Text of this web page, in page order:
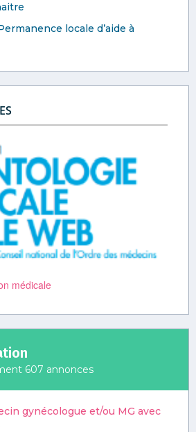
locale d’aide à
médicale
607 annonces
gynécologue et/ou MG avec